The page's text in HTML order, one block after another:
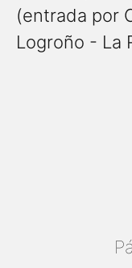
(entrada por
Logroño - La